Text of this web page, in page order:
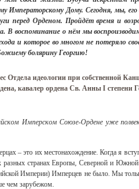
Императорскому Дому. Сегодня, мы,
перед Орденом. Пройдёт время и
В воспоминание о нём мы
ухода и которое во многом не потеряло
болярину Георгию!
Отдела идеологии при собственной
кавалер ордена Св. Анны I
Имперском Союзе-Ордене уже
– это их местонахождение. Когда я
разных странах Европы, Северной и
Империи) Имперцев не было. Мы
чем зарубежом.